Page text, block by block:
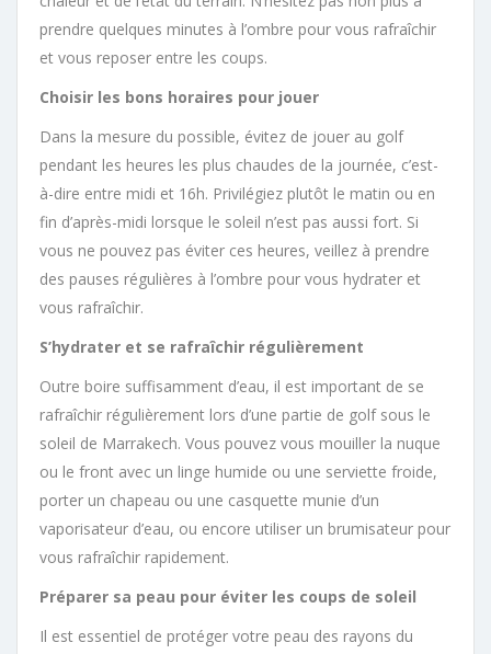
prendre quelques minutes à l’ombre pour vous rafraîchir
et vous reposer entre les coups.
Choisir les bons horaires pour jouer
Dans la mesure du possible, évitez de jouer au golf
pendant les heures les plus chaudes de la journée, c’est-
à-dire entre midi et 16h. Privilégiez plutôt le matin ou en
fin d’après-midi lorsque le soleil n’est pas aussi fort. Si
vous ne pouvez pas éviter ces heures, veillez à prendre
des pauses régulières à l’ombre pour vous hydrater et
vous rafraîchir.
S’hydrater et se rafraîchir régulièrement
Outre boire suffisamment d’eau, il est important de se
rafraîchir régulièrement lors d’une partie de golf sous le
soleil de Marrakech. Vous pouvez vous mouiller la nuque
ou le front avec un linge humide ou une serviette froide,
porter un chapeau ou une casquette munie d’un
vaporisateur d’eau, ou encore utiliser un brumisateur pour
vous rafraîchir rapidement.
Préparer sa peau pour éviter les coups de soleil
Il est essentiel de protéger votre peau des rayons du